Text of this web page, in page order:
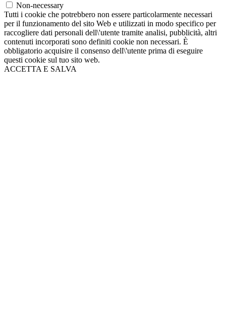
Non-necessary
Tutti i cookie che potrebbero non essere particolarmente necessari
per il funzionamento del sito Web e utilizzati in modo specifico per
raccogliere dati personali dell\'utente tramite analisi, pubblicità, altri
contenuti incorporati sono definiti cookie non necessari. È
obbligatorio acquisire il consenso dell\'utente prima di eseguire
questi cookie sul tuo sito web.
ACCETTA E SALVA